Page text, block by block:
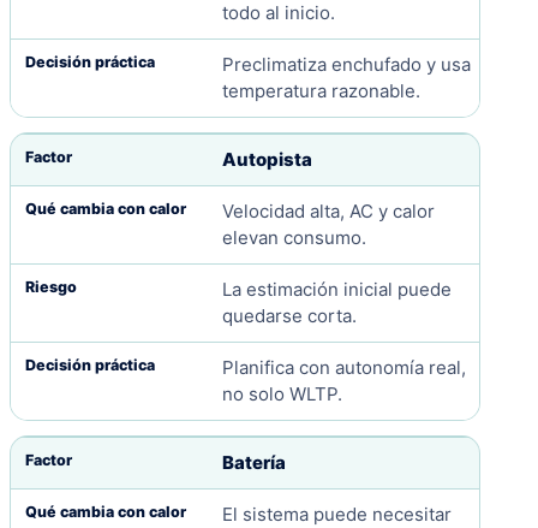
todo al inicio.
Preclimatiza enchufado y usa
temperatura razonable.
Autopista
Velocidad alta, AC y calor
elevan consumo.
La estimación inicial puede
quedarse corta.
Planifica con autonomía real,
no solo WLTP.
Batería
El sistema puede necesitar